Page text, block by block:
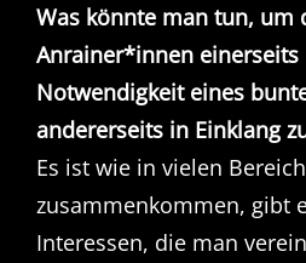
Was könnte man tun, um
Anrainer*innen einerseits
Notwendigkeit eines
andererseits in Einklang
Es ist wie in vielen
zusammenkommen, gibt
Interessen, die man